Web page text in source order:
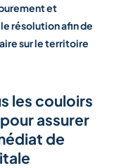
et
résolution afin de
sur le territoire
les couloirs
assurer
de